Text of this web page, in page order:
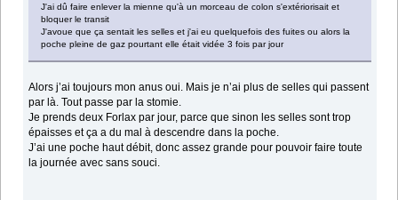
J'ai dû faire enlever la mienne qu'à un morceau de colon s'extériorisait et
bloquer le transit
J'avoue que ça sentait les selles et j'ai eu quelquefois des fuites ou alors la
poche pleine de gaz pourtant elle était vidée 3 fois par jour
Alors j’ai toujours mon anus oui. Mais je n’ai plus de selles qui passent
par là. Tout passe par la stomie.
Je prends deux Forlax par jour, parce que sinon les selles sont trop
épaisses et ça a du mal à descendre dans la poche.
J’ai une poche haut débit, donc assez grande pour pouvoir faire toute
la journée avec sans souci.